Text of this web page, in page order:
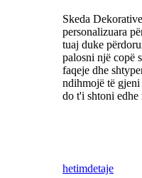
Skeda
personalizuara
tuaj duke
palosni një copë
faqeje dhe
ndihmojë të
do t'i shtoni
hetimdetaje